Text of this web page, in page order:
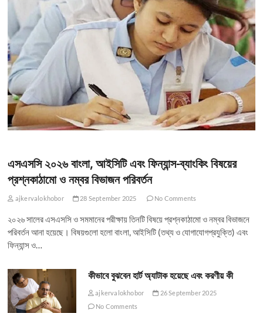
এসএসসি ২০২৬ বাংলা, আইসিটি এবং ফিন্যান্স-ব্যাংকিং বিষয়ের
প্রশ্নকাঠামো ও নম্বর বিভাজন পরিবর্তন
ajkervalokhobor 28 September 2025 No Comments
২০২৬ সালের এসএসসি ও সমমানের পরীক্ষায় তিনটি বিষয়ে প্রশ্নকাঠামো ও নম্বর বিভাজনে
পরিবর্তন আনা হয়েছে। বিষয়গুলো হলো বাংলা, আইসিটি (তথ্য ও যোগাযোগপ্রযুক্তি) এবং
ফিন্যান্স ও…
কীভাবে বুঝবেন হার্ট অ্যাটাক হয়েছে এবং করণীয় কী
ajkervalokhobor
26 September 2025
No Comments